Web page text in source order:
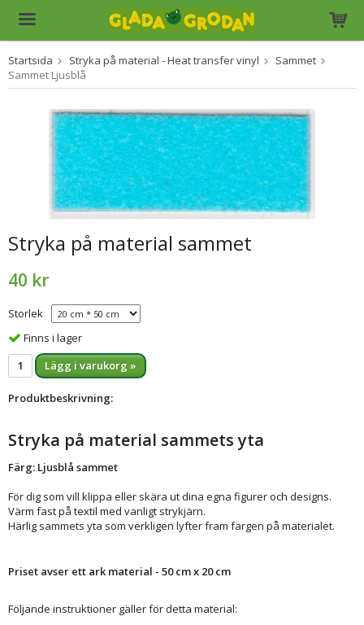
Startsida Stryka på material - Heat transfer vinyl
Sammet
Sammet Ljusblå
Stryka på material sammet
40 kr
Storlek
Finns i lager
Lägg i varukorg »
Produktbeskrivning:
Stryka på material sammets yta
Färg: Ljusblå sammet
För dig som vill klippa eller skära ut dina egna figurer och designs.
Värm fast på textil med vanligt strykjärn.
Härlig sammets yta som verkligen lyfter fram färgen på materialet.
Priset avser ett ark material - 50 cm x 20 cm
Följande instruktioner gäller för detta material: